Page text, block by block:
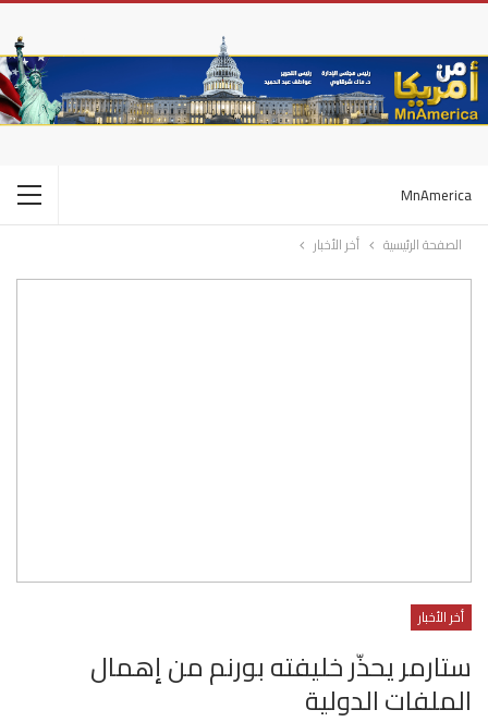
MnAmerica
الصفحة الرئيسية أخر الأخبار
أخر الأخبار
ستارمر يحذّر خليفته بورنم من إهمال
الملفات الدولية